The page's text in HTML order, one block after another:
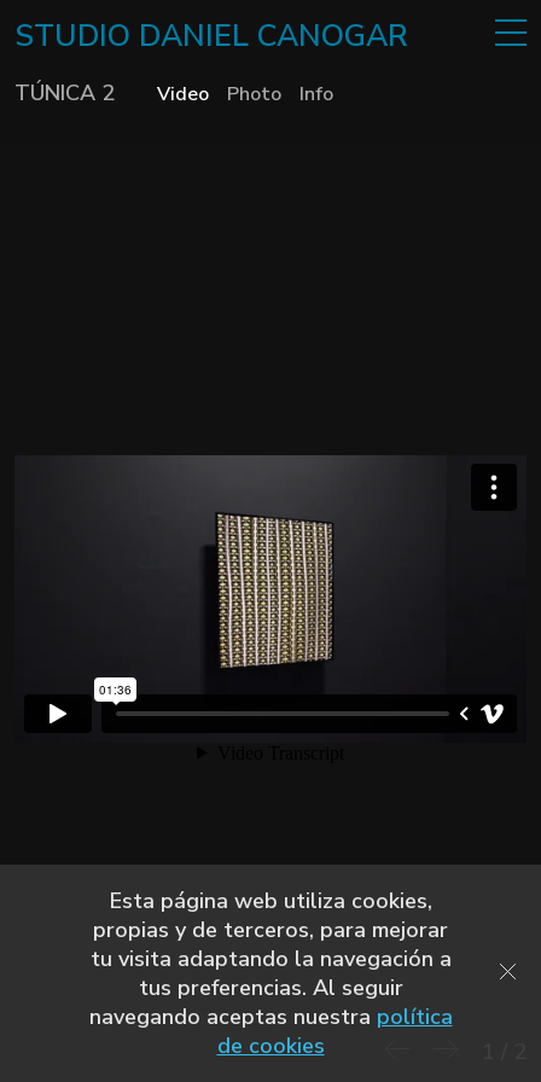
STUDIO DANIEL CANOGAR
TÚNICA 2 Video Photo Info
Esta página web utiliza cookies,
propias y de terceros, para mejorar
tu visita adaptando la navegación a
tus preferencias. Al seguir
navegando aceptas nuestra política
de cookies